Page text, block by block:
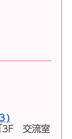
)
3F 交流室